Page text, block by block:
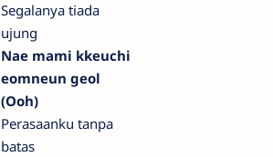
Segalanya tiada
ujung
Nae mami kkeuchi
eomneun geol
(Ooh)
Perasaanku tanpa
batas